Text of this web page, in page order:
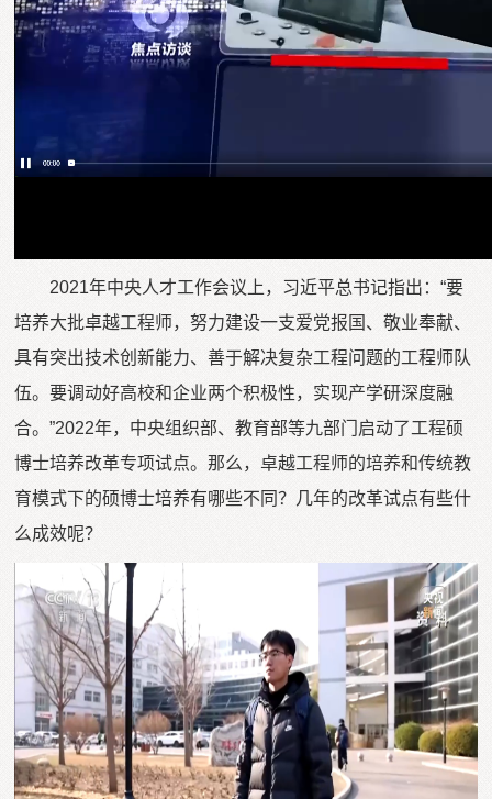
2021年中央人才工作会议上，习近平总书记指出：“要
培养大批卓越工程师，努力建设一支爱党报国、敬业奉献、
具有突出技术创新能力、善于解决复杂工程问题的工程师队
伍。要调动好高校和企业两个积极性，实现产学研深度融
合。”2022年，中央组织部、教育部等九部门启动了工程硕
博士培养改革专项试点。那么，卓越工程师的培养和传统教
育模式下的硕博士培养有哪些不同？几年的改革试点有些什
么成效呢？